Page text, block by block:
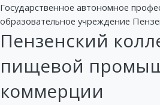
Государственное автономное
образовательное учреждение
Пензенский
пищевой
коммерции